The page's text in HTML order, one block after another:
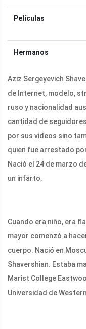
Películas
Hermanos
Aziz Sergeyevich
de Internet, modelo,
ruso y nacionalidad
cantidad de
por sus videos sino
quien fue arrestado
Nació el 24 de marzo
un infarto.
Cuando era niño, era
mayor comenzó a
cuerpo. Nació en
Shavershian. Estaba
Marist College
Universidad de